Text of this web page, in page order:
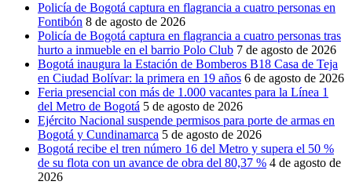
Policía de Bogotá captura en flagrancia a cuatro personas en
Fontibón 8 de agosto de 2026
Policía de Bogotá captura en flagrancia a cuatro personas tras
hurto a inmueble en el barrio Polo Club 7 de agosto de 2026
Bogotá inaugura la Estación de Bomberos B18 Casa de Teja
en Ciudad Bolívar: la primera en 19 años 6 de agosto de 2026
Feria presencial con más de 1.000 vacantes para la Línea 1
del Metro de Bogotá 5 de agosto de 2026
Ejército Nacional suspende permisos para porte de armas en
Bogotá y Cundinamarca 5 de agosto de 2026
Bogotá recibe el tren número 16 del Metro y supera el 50 %
de su flota con un avance de obra del 80,37 % 4 de agosto de
2026